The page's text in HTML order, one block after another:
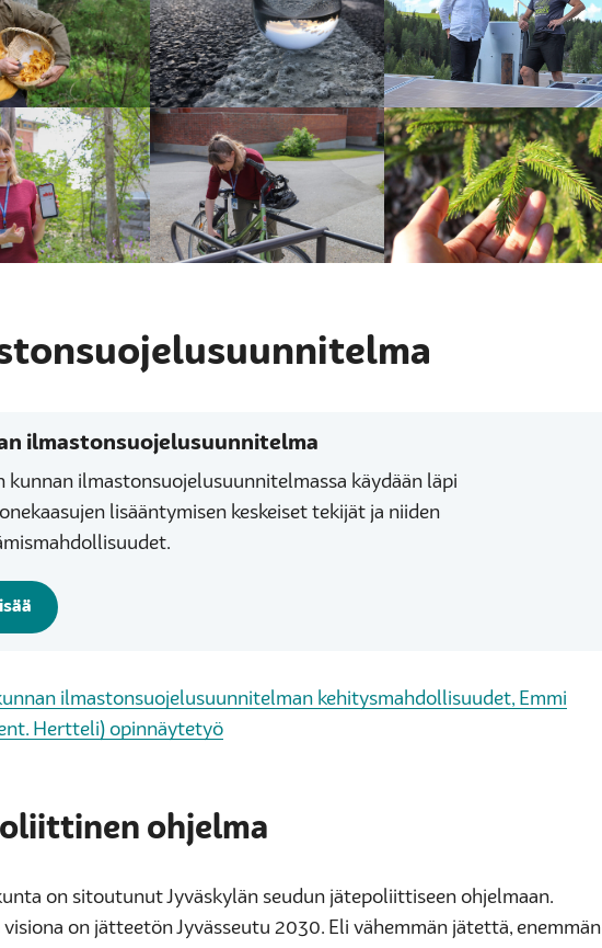
ilmastonsuojelusuunnitelma
kunnan ilmastonsuojelusuunnitelmassa käydään läpi
lisääntymisen keskeiset tekijät ja niiden
ilmastonsuojelusuunnitelman kehitysmahdollisuudet, Emmi
Hertteli) opinnäytetyö
ohjelma
on sitoutunut Jyväskylän seudun jätepoliittiseen ohjelmaan.
on jätteetön Jyvässeutu 2030. Eli vähemmän jätettä, enemmän